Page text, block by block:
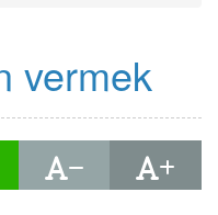
vermek